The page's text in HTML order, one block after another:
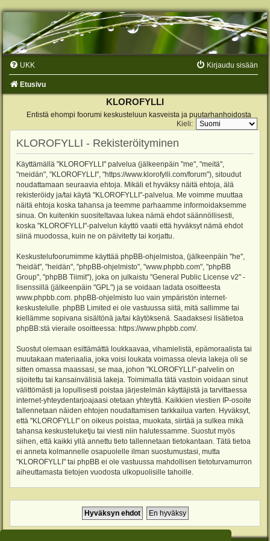
UKK Kirjaudu sisään
Etusivu
KLOROFYLLI
Entistä ehompi foorumi keskusteluun kasveista ja puutarhanhoidosta
Kieli:
KLOROFYLLI - Rekisteröityminen
Käyttämällä "KLOROFYLLI" palvelua (jälkeenpäin "me", "meitä",
"meidän", "KLOROFYLLI", "https://www.klorofylli.com/forum"), sitoudut
noudattamaan seuraavia ehtoja. Mikäli et hyväksy näitä ehtoja, älä
rekisteröidy ja/tai käytä "KLOROFYLLI"-palvelua. Me voimme muuttaa
näitä ehtoja koska tahansa ja teemme parhaamme informoidaksemme
sinua. On kuitenkin suositeltavaa lukea nämä ehdot säännöllisesti,
koska "KLOROFYLLI"-palvelun käyttö vaatii että hyväksyt nämä ehdot
siinä muodossa, kuin ne on päivitetty tai korjattu.
Keskustelufoorumimme käyttää phpBB-ohjelmistoa, (jälkeenpäin "he",
"heidät", "heidän", "phpBB-ohjelmisto", "www.phpbb.com", "phpBB
Group", "phpBB Tiimit"), joka on julkaistu "General Public License v2" -
lisenssillä (jälkeenpäin "GPL") ja se voidaan ladata osoitteesta
www.phpbb.com . phpBB-ohjelmisto luo vain ympäristön internet-
keskustelulle. phpBB Limited ei ole vastuussa siitä, mitä sallimme tai
kiellämme sopivana sisältönä ja/tai käytöksenä. Saadaksesi lisätietoa
phpBB:stä vieraile osoitteessa: https://www.phpbb.com/.
Suostut olemaan esittämättä loukkaavaa, vihamielistä, epämoraalista tai
muutakaan materiaalia, joka voisi loukata voimassa olevia lakeja oli se
sitten omassa maassasi, se maa, johon "KLOROFYLLI"-palvelin on
sijoitettu tai kansainvälisiä lakeja. Toimimalla tätä vastoin voidaan sinut
välittömästi ja lopullisesti poistaa järjestelmän käyttäjistä ja tarvittaessa
internet-yhteydentarjoajaasi otetaan yhteyttä. Kaikkien viestien IP-osoite
tallennetaan näiden ehtojen noudattamisen tarkkailua varten. Hyväksyt,
että "KLOROFYLLI" on oikeus poistaa, muokata, siirtää ja sulkea mikä
tahansa keskusteluketju tai viesti niin halutessamme. Suostut myös
siihen, että kaikki yllä annettu tieto tallennetaan tietokantaan. Tätä tietoa
ei anneta kolmannelle osapuolelle ilman suostumustasi, mutta
"KLOROFYLLI" tai phpBB ei ole vastuussa mahdollisen tietoturvamurron
aiheuttamasta tietojen vuodosta ulkopuolisille tahoille.